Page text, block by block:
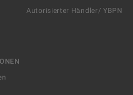
Autorisierter Händler/ YBPN